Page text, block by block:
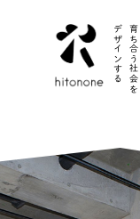
育ち合う社会を
デザインする